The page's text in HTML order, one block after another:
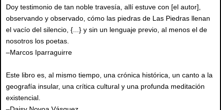
Doy testimonio de tan noble travesía, allí estuve con [el autor],
observando y observado, cómo las piedras de Las Piedras llenan
el vacío del silencio, {...} y sin un lenguaje previo, al menos el de
nosotros los poetas.
–Marcos Iparraguirre
Este libro es, al mismo tiempo, una crónica histórica, un canto a la
geografía insular, una crítica cultural y una profunda meditación
existencial.